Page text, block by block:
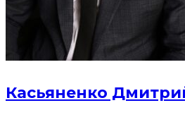
Касьяненко